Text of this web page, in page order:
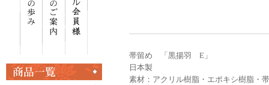
帯留め 「黒揚羽 E」
日本製
素材：アクリル樹脂・エポキシ樹脂・